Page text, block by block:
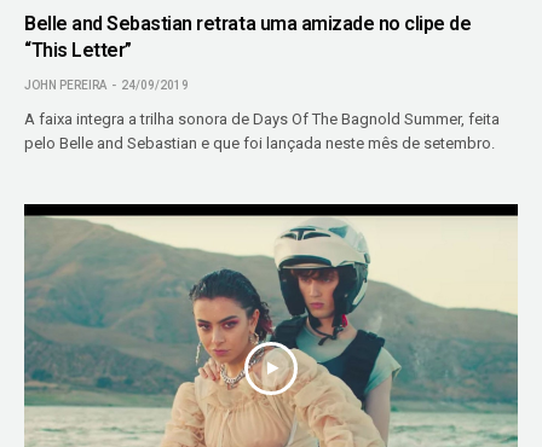
Belle and Sebastian retrata uma amizade no clipe de
“This Letter”
JOHN PEREIRA 24/09/2019
A faixa integra a trilha sonora de Days Of The Bagnold Summer, feita
pelo Belle and Sebastian e que foi lançada neste mês de setembro.